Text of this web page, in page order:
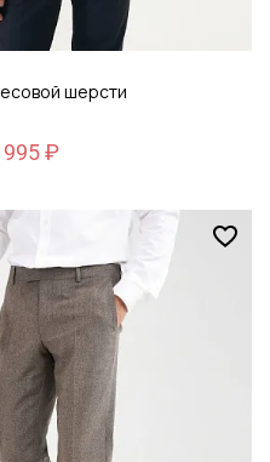
шерсти
995 ₽
в корзину